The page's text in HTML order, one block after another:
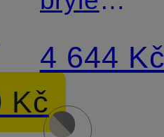
Kč
MK-
2079U
4 644